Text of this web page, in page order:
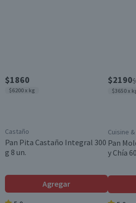
$1860
$6200 x kg
Castaño
Pan Pita Castaño Integral 300
g 8 un.
Agregar
$2190
$3650 x
Cuisine &
Pan
y Chía